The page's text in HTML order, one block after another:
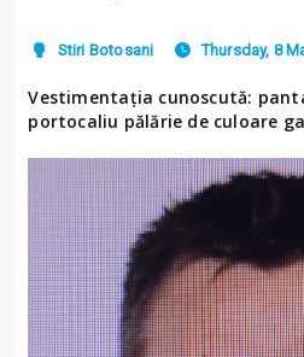
Stiri Botosani Thursday, 8
Vestimentația cunoscută:
portocaliu pălărie de culoare